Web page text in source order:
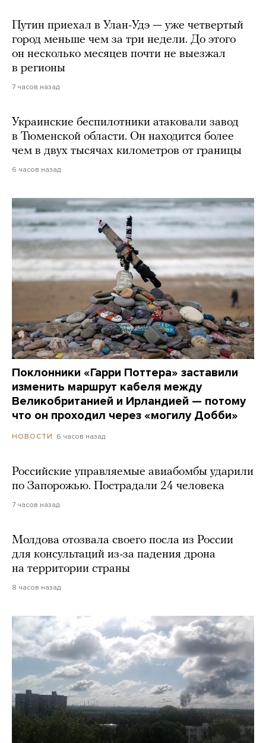
Путин приехал в Улан-Удэ — уже четвертый
город меньше чем за три недели. До этого
он несколько месяцев почти не выезжал
в регионы
7 часов назад
Украинские беспилотники атаковали завод
в Тюменской области. Он находится более
чем в двух тысячах километров от границы
6 часов назад
Поклонники «Гарри Поттера» заставили
изменить маршрут кабеля между
Великобританией и Ирландией — потому
что он проходил через «могилу Добби»
НОВОСТИ 6 часов назад
Российские управляемые авиабомбы ударили
по Запорожью. Пострадали 24 человека
7 часов назад
Молдова отозвала своего посла из России
для консультаций из-за падения дрона
на территории страны
8 часов назад